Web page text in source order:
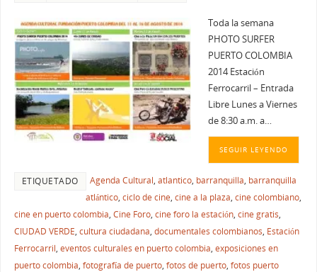
Toda la semana
PHOTO SURFER
PUERTO COLOMBIA
2014 Estación
Ferrocarril – Entrada
Libre Lunes a Viernes
de 8:30 a.m. a…
SEGUIR LEYENDO
ETIQUETADO Agenda Cultural, atlantico, barranquilla, barranquilla
atlántico, ciclo de cine, cine a la plaza, cine colombiano,
cine en puerto colombia, Cine Foro, cine foro la estación, cine gratis,
CIUDAD VERDE, cultura ciudadana, documentales colombianos, Estación
Ferrocarril, eventos culturales en puerto colombia, exposiciones en
puerto colombia, fotografía de puerto, fotos de puerto, fotos puerto